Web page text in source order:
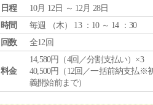
日程
10月 12日 ～ 12月 28日
時間
毎週 （木） 13 ：10 ～ 14 ：30
回数
全12回
料金
14,580円（4回／分割支払い）×3
40,500円（12回／一括前納支払※
義開始前まで）